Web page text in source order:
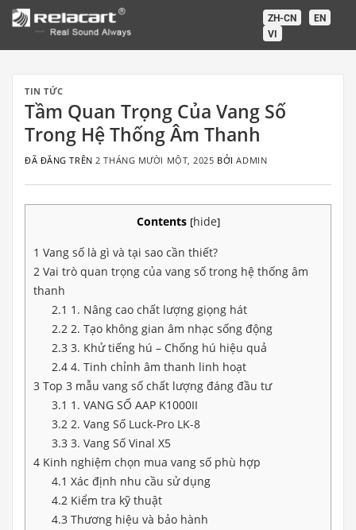
Chuyển
đến
nội
ZH-CN
EN
VI
TIN TỨC
Tầm Quan Trọng Của Vang Số
Trong Hệ Thống Âm Thanh
ĐÃ ĐĂNG TRÊN2 THÁNG MƯỜI MỘT, 2025 BỞIADMIN
Contents [hide]
1 Vang số là gì và tại sao cần thiết?
2 Vai trò quan trọng của vang số trong hệ thống âm
thanh
2.1 1. Nâng cao chất lượng giọng hát
2.22. Tạo không gian âm nhạc sống động
2.33. Khử tiếng hú – Chống hú hiệu quả
2.44. Tinh chỉnh âm thanh linh hoạt
3 Top 3 mẫu vang số chất lượng đáng đầu tư
3.1 1. VANG SỐ AAP K1000II
3.22. Vang Số Luck-Pro LK-8
3.33. Vang Số Vinal X5
4 Kinh nghiệm chọn mua vang số phù hợp
4.1 Xác định nhu cầu sử dụng
4.2Kiểm tra kỹ thuật
4.3Thương hiệu và bảo hành